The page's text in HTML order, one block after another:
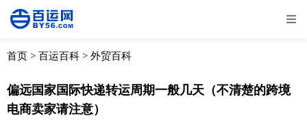
全部 物流资讯
取消
首页 > 百运百科 > 外贸百科
偏远国家国际快递转运周期一般几天（不清楚的跨境
电商卖家请注意）